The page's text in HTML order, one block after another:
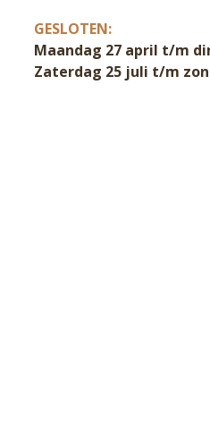
GESLOTEN:
Maandag 27 april t/m
Zaterdag 25 juli t/m